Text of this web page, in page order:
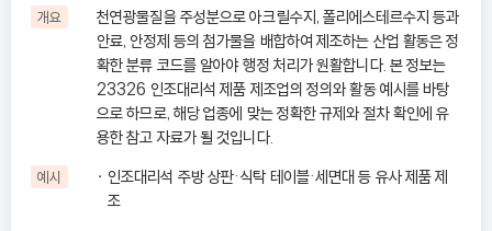
개요
천연광물질을 주성분으로 아크릴수지, 폴리에스테르수지 등과
안료, 안정제 등의 첨가물을 배합하여 제조하는 산업 활동은 정
확한 분류 코드를 알아야 행정 처리가 원활합니다. 본 정보는
23326 인조대리석 제품 제조업의 정의와 활동 예시를 바탕
으로 하므로, 해당 업종에 맞는 정확한 규제와 절차 확인에 유
용한 참고 자료가 될 것입니다.
예시
인조대리석 주방 상판·식탁 테이블·세면대 등 유사 제품 제
조